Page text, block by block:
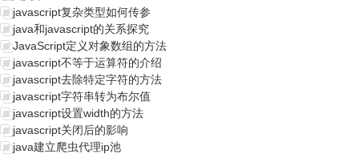
javascript复杂类型如何传参
java和javascript的关系探究
JavaScript定义对象数组的方法
javascript不等于运算符的介绍
javascript去除特定字符的方法
javascript字符串转为布尔值
javascript设置width的方法
javascript关闭后的影响
java建立爬虫代理ip池